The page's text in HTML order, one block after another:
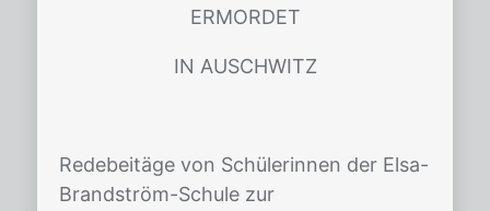
ERMORDET
IN AUSCHWITZ
Redebeitäge von Schülerinnen der Elsa-
Brandström-Schule zur